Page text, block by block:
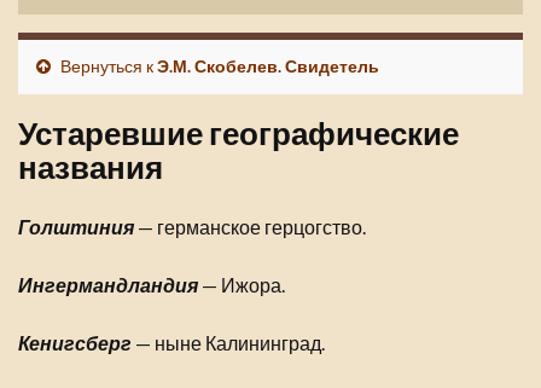
Вернуться кЭ.М. Скобелев. Свидетель
Устаревшие географические
названия
Голштиния — германское герцогство.
Ингермандландия — Ижора.
Кенигсберг — ныне Калининград.